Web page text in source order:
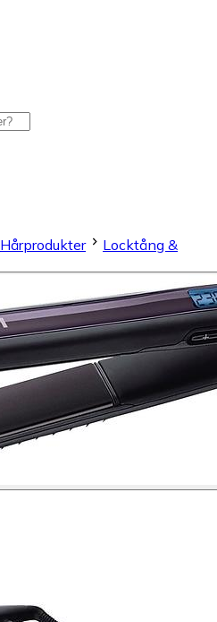
Hårprodukter
Locktång &